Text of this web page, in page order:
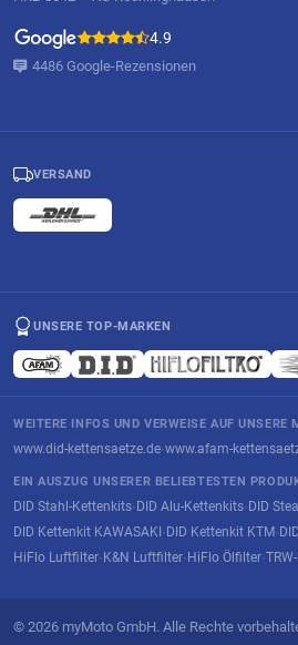
4.9
4486 Google-Rezensionen
VERSAND
UNSERE TOP-MARKEN
WEITERE INFOS UND VERWEISE AUF
www.did-kettensaetze.de·www.afam-
EIN AUSZUG UNSERER BELIEBTESTEN
DID Stahl-Kettenkits· DID Alu-Kettenkits· DID
DID Kettenkit KAWASAKI· DID Kettenkit KTM·
HiFlo Luftfilter· K&N Luftfilter· HiFlo Ölfilter·
© 2026 myMoto GmbH. Alle Rechte